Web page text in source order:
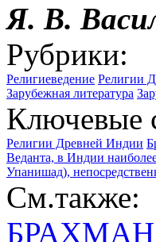
Я. В.
Рубрики:
Религиеведение Религии
Зарубежная литература
Ключевые
Религии Древней Индии
Веданта, в Индии
Упанишад),
См.также:
БРАХМАН